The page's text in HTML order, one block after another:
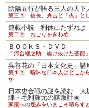
陰陽五行が語る三人の天下
第三回 信長、秀吉と「火」と
連載小説 利休にたずねよ
第二回 おごりをきわめ
ＢＯＯＫＳ・ＤＶＤ
『河合継之助 駆け抜けた蒼龍』
呉善花の「日本文化史」講
第１回 曖昧な日本人はどこか
か
日本史合戦の謎を読む 大
陣・毛利輝元の謀叛計画
家康への怨みをいまこそ晴らす